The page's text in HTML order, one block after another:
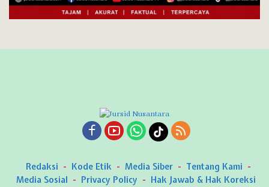
Redaksi Kode Etik Media Siber
Tentang Kami
Media Sosial
Privacy Policy Hak Jawab & Hak Koreksi